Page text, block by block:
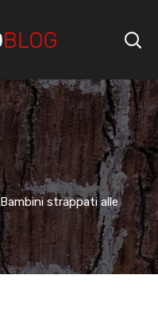
Bambini strappati alle